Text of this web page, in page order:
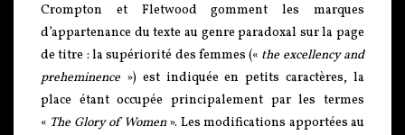
Crompton et Fletwood gomment les marques
d’appartenance du texte au genre paradoxal sur la page
de titre : la supériorité des femmes (« the excellency and
preheminence ») est indiquée en petits caractères, la
place étant occupée principalement par les termes
« The Glory of Women ». Les modifications apportées au